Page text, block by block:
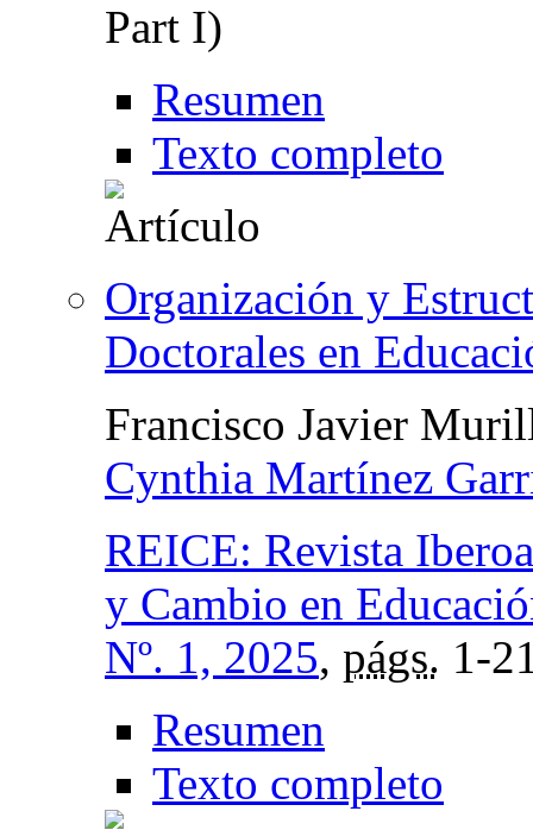
Part I)
Resumen
Texto completo
Organización y
Doctorales en
Francisco Javier
Cynthia Martínez
REICE: Revista
y Cambio en
Nº. 1, 2025, págs. 1-
Resumen
Texto completo